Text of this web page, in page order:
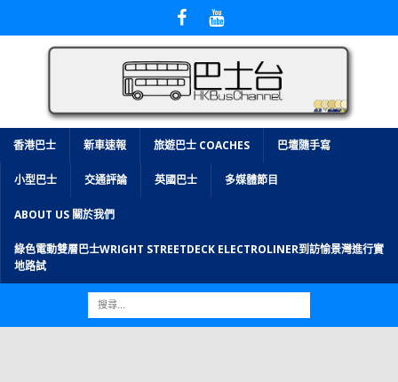
香港巴士 新車速報 旅遊巴士 COACHES 巴壇隨手寫
小型巴士 交通評論 英國巴士 多媒體節目
ABOUT US 關於我們
綠色電動雙層巴士WRIGHT STREETDECK ELECTROLINER到訪愉景灣進行實
地路試